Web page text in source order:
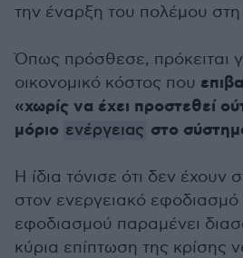
την έναρξη του πολέμου
Όπως πρόσθεσε, πρόκειται
οικονομικό κόστος που
«χωρίς να έχει προστεθεί
μόριο ενέργειας στο
Η ίδια τόνισε ότι δεν έχουν
στον ενεργειακό εφοδιασμό
εφοδιασμού παραμένει
κύρια επίπτωση της κρίσης